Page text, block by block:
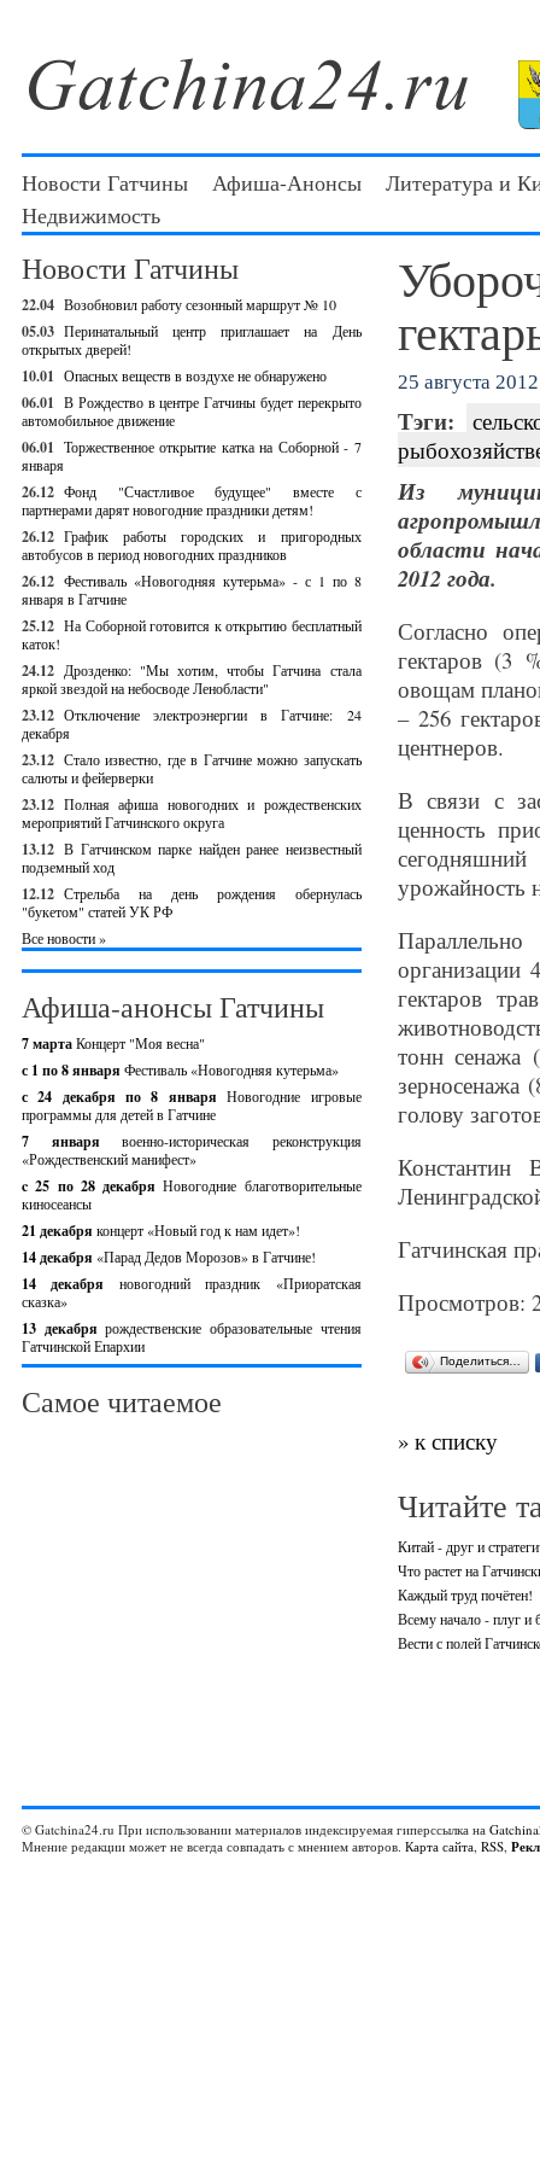
Новости Гатчины Афиша-Анонсы
Литература и
Недвижимость
Новости Гатчины
22.04 Возобновил работу сезонный маршрут № 10
05.03 Перинатальный центр приглашает на День
открытых дверей!
10.01 Опасных веществ в воздухе не обнаружено
06.01 В Рождество в центре Гатчины будет перекрыто
автомобильное движение
06.01 Торжественное открытие катка на Соборной - 7
января
26.12 Фонд "Счастливое будущее" вместе с
партнерами дарят новогодние праздники детям!
26.12 График работы городских и пригородных
автобусов в период новогодних праздников
26.12 Фестиваль «Новогодняя кутерьма» - с 1 по 8
января в Гатчине
25.12 На Соборной готовится к открытию бесплатный
каток!
24.12 Дрозденко: "Мы хотим, чтобы Гатчина стала
яркой звездой на небосводе Ленобласти"
23.12 Отключение электроэнергии в Гатчине: 24
декабря
23.12 Стало известно, где в Гатчине можно запускать
салюты и фейерверки
23.12 Полная афиша новогодних и рождественских
мероприятий Гатчинского округа
13.12 В Гатчинском парке найден ранее неизвестный
подземный ход
12.12 Стрельба на день рождения обернулась
"букетом" статей УК РФ
Все новости »
Афиша-анонсы Гатчины
7 мартаКонцерт "Моя весна"
с 1 по 8 января Фестиваль «Новогодняя кутерьма»
с 24 декабря по 8 январяНовогодние игровые
программы для детей в Гатчине
7 январявоенно-историческая реконструкция
«Рождественский манифест»
c 25 по 28 декабряНовогодние благотворительные
киносеансы
21 декабря концерт «Новый год к нам идет»!
14 декабря «Парад Дедов Морозов» в Гатчине!
14 декабря новогодний праздник «Приоратская
сказка»
13 декабрярождественские образовательные чтения
Гатчинской Епархии
Самое читаемое
25 августа 2012
Тэги:
Из
области
2012 года.
Согласно
гектаров (3
овощам
– 256
центнеров.
В связи с
ценность
урожайность
гектаров
тонн сенажа
зерносенажа
голову
Константин
Гатчинская
Просмотров:
Поделиться…
» к списку
Читайте
Китай - друг и
Что растет на
Каждый труд почётен!
Всему начало - плуг и
Вести с полей
© Gatchina24.ru При использовании материалов индексируемая гиперссылка на
Мнение редакции может не всегда совпадать с мнением авторов. Карта сайта, RSS,